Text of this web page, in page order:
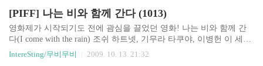
그녀가 한 눈판 사이에 집주인의 애견 데미안과 함께 그녀의 방에 들
어간다 옷장 아래 무엇인가를 찾고있던 집주인이 옷장을 흔드는 바
람에 옷장 위에 있던 가위가 떨어지고 그걸 본 히로코는 가위를 걷어
내려하지만 실패하여 집주인 등에 가위가 꽂힌다 너무도 순식간에
살인이 일어나, 당황한 히로..
[PIFF] 나는 비와 함께 간다 (1013)
영화제가 시작되기도 전에 괌심을 끌었던 영화! 나는 비와 함께 간
다(I come with the rain) 조쉬 하트넷, 기무라 타쿠야, 이병헌 이 세명
의 배우들이 한 작품에 나온다? 예매 몇 초 만에 매진된 나는 비와 함
께 간다, 비록 GV가 아니었지만 스타리움관에서 보게 되었다 전직
IntereSting/무비무비 2009. 10. 13. 21:32